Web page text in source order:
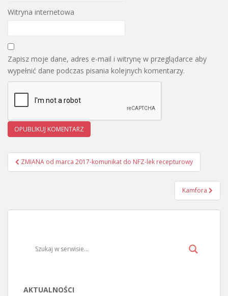
Witryna internetowa
Zapisz moje dane, adres e-mail i witrynę w przeglądarce aby
wypełnić dane podczas pisania kolejnych komentarzy.
Nawigacja wpisu
ZMIANA od marca 2017-komunikat do NFZ-lek recepturowy
Kamfora
AKTUALNOŚCI